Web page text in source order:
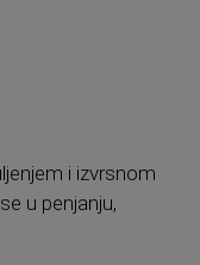
i izvrsnom
u penjanju,